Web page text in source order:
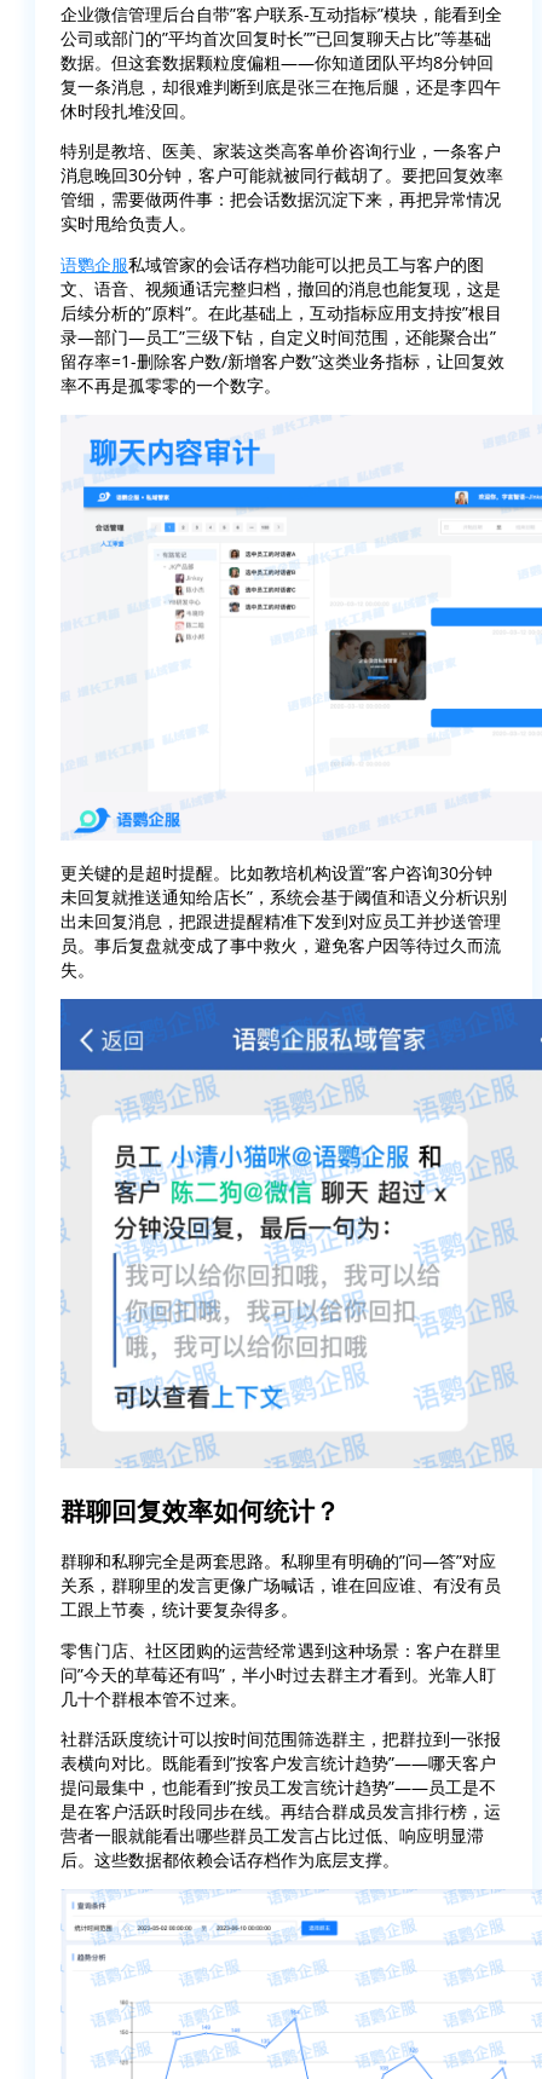
企业微信管理后台自带”客户联系-互动指标”模块，能看到全
公司或部门的”平均首次回复时长””已回复聊天占比”等基础
数据。但这套数据颗粒度偏粗——你知道团队平均8分钟回
复一条消息，却很难判断到底是张三在拖后腿，还是李四午
休时段扎堆没回。
特别是教培、医美、家装这类高客单价咨询行业，一条客户
消息晚回30分钟，客户可能就被同行截胡了。要把回复效率
管细，需要做两件事：把会话数据沉淀下来，再把异常情况
实时甩给负责人。
语鹦企服私域管家的会话存档功能可以把员工与客户的图
文、语音、视频通话完整归档，撤回的消息也能复现，这是
后续分析的”原料”。在此基础上，互动指标应用支持按”根目
录—部门—员工”三级下钻，自定义时间范围，还能聚合出”
留存率=1-删除客户数/新增客户数”这类业务指标，让回复效
率不再是孤零零的一个数字。
更关键的是超时提醒。比如教培机构设置”客户咨询30分钟
未回复就推送通知给店长”，系统会基于阈值和语义分析识别
出未回复消息，把跟进提醒精准下发到对应员工并抄送管理
员。事后复盘就变成了事中救火，避免客户因等待过久而流
失。
群聊回复效率如何统计？
群聊和私聊完全是两套思路。私聊里有明确的”问—答”对应
关系，群聊里的发言更像广场喊话，谁在回应谁、有没有员
工跟上节奏，统计要复杂得多。
零售门店、社区团购的运营经常遇到这种场景：客户在群里
问”今天的草莓还有吗”，半小时过去群主才看到。光靠人盯
几十个群根本管不过来。
社群活跃度统计可以按时间范围筛选群主，把群拉到一张报
表横向对比。既能看到”按客户发言统计趋势”——哪天客户
提问最集中，也能看到”按员工发言统计趋势”——员工是不
是在客户活跃时段同步在线。再结合群成员发言排行榜，运
营者一眼就能看出哪些群员工发言占比过低、响应明显滞
后。这些数据都依赖会话存档作为底层支撑。